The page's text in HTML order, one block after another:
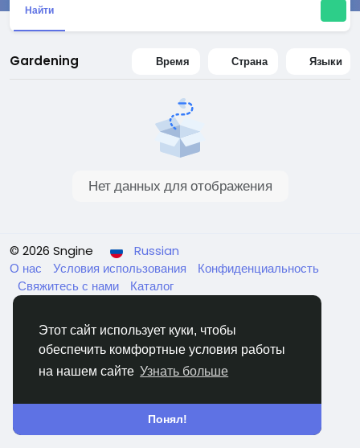
Этот сайт использует куки, чтобы
обеспечить комфортные условия работы
на нашем сайте Узнать больше
Понял!
Найти
Gardening Время Страна Языки
Нет данных для отображения
© 2026 Sngine
Russian
О нас
Условия использования
Конфиденциальность
Свяжитесь с нами
Каталог